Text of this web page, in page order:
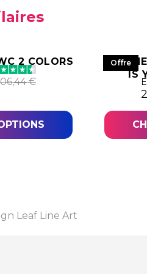
2 COLORS
€
était : 306,44 €.
est : 229,83 €.
Offre
LED
IS
Leaf Line Art